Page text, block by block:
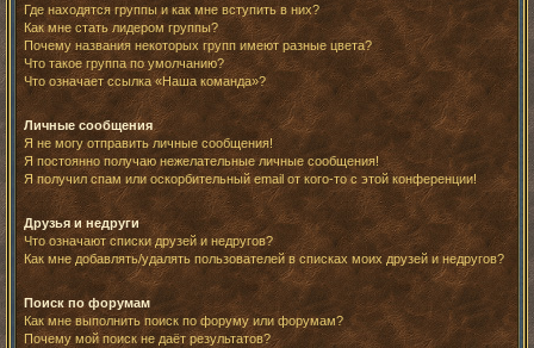
Где находятся группы и как мне вступить в них?
Как мне стать лидером группы?
Почему названия некоторых групп имеют разные цвета?
Что такое группа по умолчанию?
Что означает ссылка «Наша команда»?
Личные сообщения
Я не могу отправить личные сообщения!
Я постоянно получаю нежелательные личные сообщения!
Я получил спам или оскорбительный email от кого-то с этой конференции!
Друзья и недруги
Что означают списки друзей и недругов?
Как мне добавлять/удалять пользователей в списках моих друзей и недругов?
Поиск по форумам
Как мне выполнить поиск по форуму или форумам?
Почему мой поиск не даёт результатов?